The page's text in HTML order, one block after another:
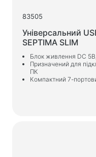
Робоче місце та
Столи для дому та
Каркаси для
Журнальні столики
Барні стільці
83505
Універсальний
SEPTIMA SLIM
Блок живлення DC
Призначений для
ПК
Компактний 7-